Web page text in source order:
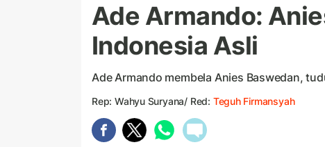
Ade Armando:
Indonesia Asli
Ade Armando membela Anies Baswedan,
Rep: Wahyu Suryana/ Red: Teguh Firmansyah